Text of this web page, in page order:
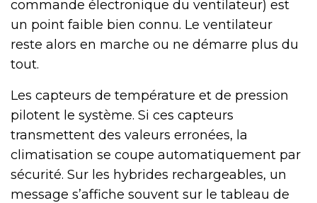
commande électronique du ventilateur) est
un point faible bien connu. Le ventilateur
reste alors en marche ou ne démarre plus du
tout.
Les capteurs de température et de pression
pilotent le système. Si ces capteurs
transmettent des valeurs erronées, la
climatisation se coupe automatiquement par
sécurité. Sur les hybrides rechargeables, un
message s’affiche souvent sur le tableau de